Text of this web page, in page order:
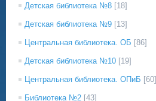
Детская библиотека №8 [18]
Детская библиотека №9 [13]
Центральная библиотека. ОБ [86]
Детская библиотека №10 [19]
Центральная библиотека. ОПиБ [60]
Библиотека №2 [43]